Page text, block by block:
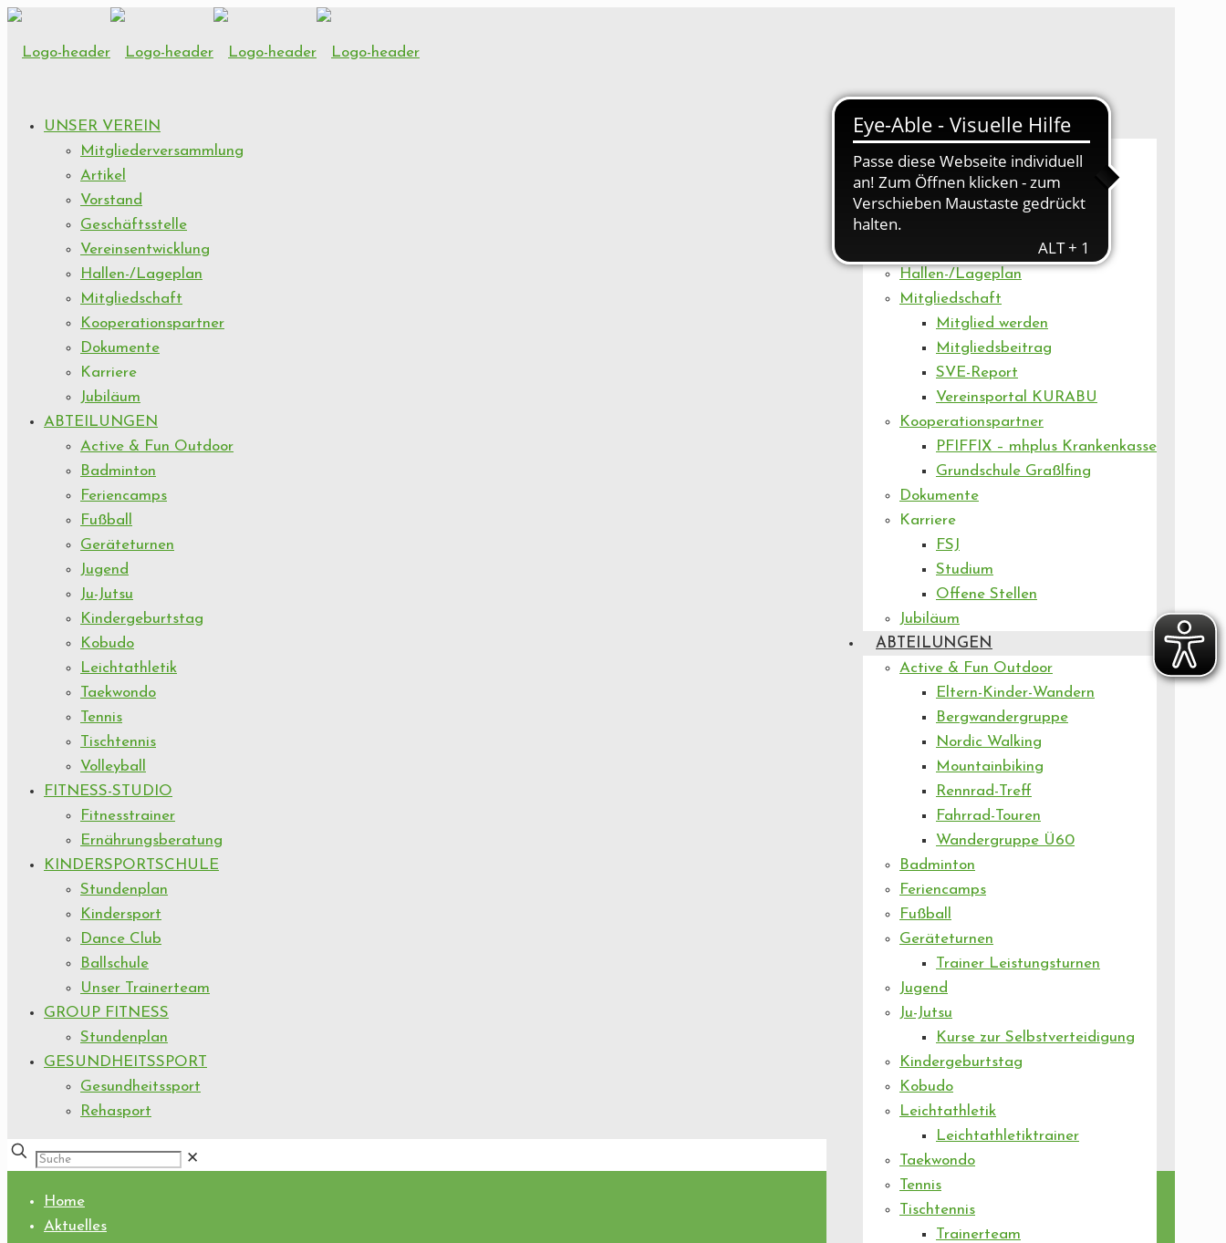
UNSER VEREIN
Artikel
Vorstand
Geschäftsstelle
Hallen-/Lageplan
Mitgliedschaft
Mitglied werden
Mitgliedsbeitrag
SVE-Report
Vereinsportal KURABU
Kooperationspartner
PFIFFIX – mhplus Krankenkasse
Grundschule Graßlfing
Dokumente
Karriere
FSJ
Studium
Offene Stellen
Jubiläum
ABTEILUNGEN
Active & Fun Outdoor
Eltern-Kinder-Wandern
Bergwandergruppe
Nordic Walking
Mountainbiking
Rennrad-Treff
Fahrrad-Touren
Wandergruppe Ü60
Badminton
Feriencamps
Fußball
Geräteturnen
Trainer Leistungsturnen
Jugend
Ju-Jutsu
Kurse zur Selbstverteidigung
Kindergeburtstag
Kobudo
Leichtathletik
Leichtathletiktrainer
Taekwondo
Tennis
Tischtennis
Trainerteam
UNSER VEREIN
Mitgliederversammlung
Artikel
Vorstand
Geschäftsstelle
Vereinsentwicklung
Hallen-/Lageplan
Mitgliedschaft
Kooperationspartner
Dokumente
Karriere
Jubiläum
ABTEILUNGEN
Active & Fun Outdoor
Badminton
Feriencamps
Fußball
Geräteturnen
Jugend
Ju-Jutsu
Kindergeburtstag
Kobudo
Leichtathletik
Taekwondo
Tennis
Tischtennis
Volleyball
FITNESS-STUDIO
Fitnesstrainer
Ernährungsberatung
KINDERSPORTSCHULE
Stundenplan
Kindersport
Dance Club
Ballschule
Unser Trainerteam
GROUP FITNESS
Stundenplan
GESUNDHEITSSPORT
Gesundheitssport
Rehasport
✕
Home
Aktuelles